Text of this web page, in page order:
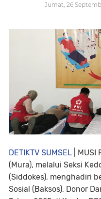
Jumat, 26
DETIKTV SUMSEL |
(Mura), melalui Seksi
(Siddokes), menghadiri
Sosial (Baksos), Donor